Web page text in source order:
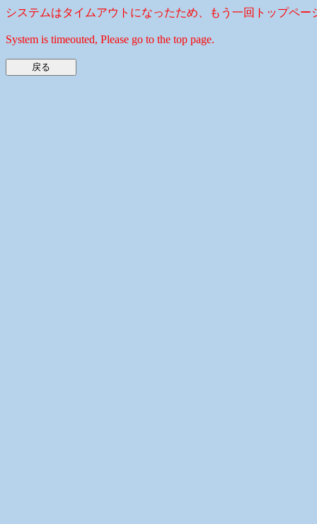
システムはタイムアウトになったため、もう一回トップペー
System is timeouted, Please go to the top page.